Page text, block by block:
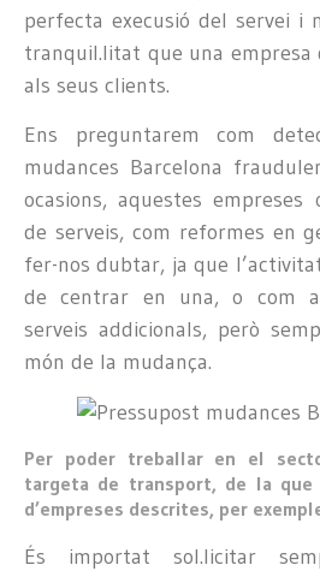
perfecta execusió del servei i
tranquil.litat que una
als seus clients.
Ens preguntarem com
mudances Barcelona
ocasions, aquestes
de serveis, com reformes en
fer-nos dubtar, ja que
de centrar en una, o com
serveis addicionals, però
món de la mudança.
Per poder treballar en el
targeta de transport, de la que
d’empreses descrites, per
És importat sol.licitar